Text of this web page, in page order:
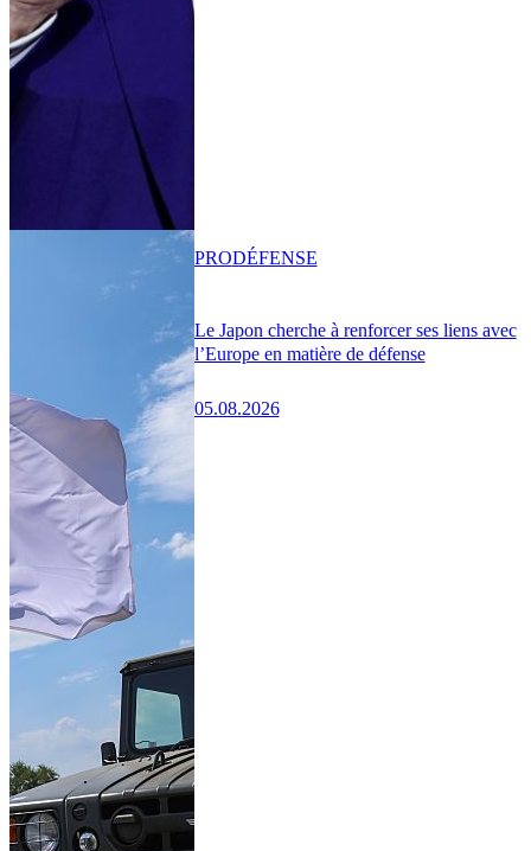
Le Japon cherche à renforcer ses liens avec
l’Europe en matière de défense
05.08.2026
PRODÉFENSE